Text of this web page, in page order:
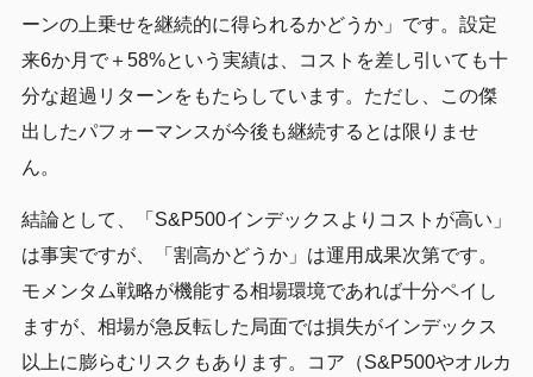
ーンの上乗せを継続的に得られるかどうか」です。設定
来6か月で＋58%という実績は、コストを差し引いても十
分な超過リターンをもたらしています。ただし、この傑
出したパフォーマンスが今後も継続するとは限りませ
ん。
結論として、「S&P500インデックスよりコストが高い」
は事実ですが、「割高かどうか」は運用成果次第です。
モメンタム戦略が機能する相場環境であれば十分ペイし
ますが、相場が急反転した局面では損失がインデックス
以上に膨らむリスクもあります。コア（S&P500やオルカ